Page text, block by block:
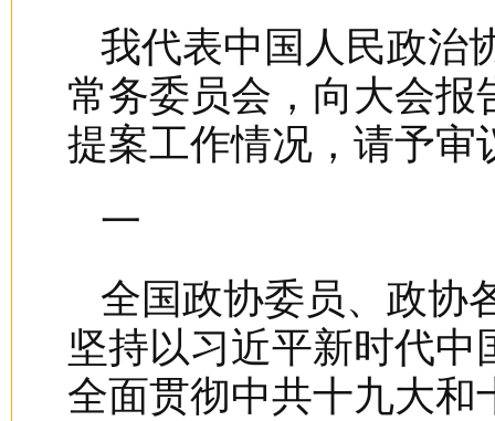
我代表中国人民政治
常务委员会，向大会
提案工作情况，请予审
一
全国政协委员、政协
坚持以习近平新时代
全面贯彻中共十九大